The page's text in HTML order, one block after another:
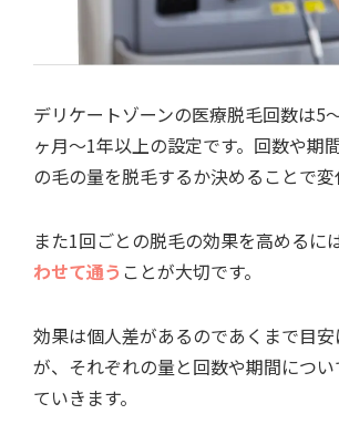
デリケートゾーンの医療脱毛回数は5
ヶ月～1年以上の設定です。回数や期
の毛の量を脱毛するか決めることで変
また1回ごとの脱毛の効果を高めるには
わせて通う ことが大切です。
効果は個人差があるのであくまで目
が、それぞれの量と回数や期間につ
ていきます。